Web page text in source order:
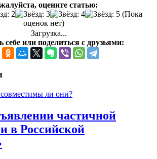
оцените статью:
(Пока
оценок нет)
Загрузка...
себе или поделиться с друзьями:
частичной
в Российской